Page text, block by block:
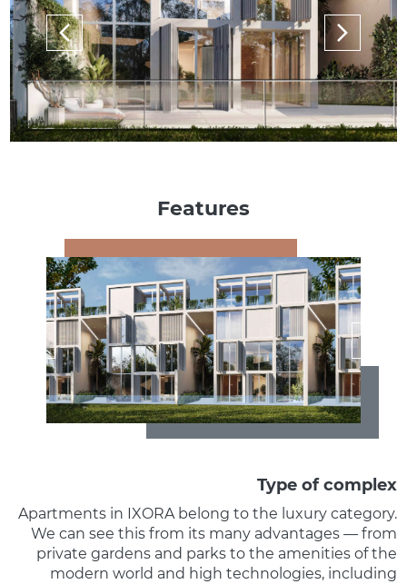
Features
Type of complex
Apartments in IXORA belong to the luxury category.
We can see this from its many advantages — from
private gardens and parks to the amenities of the
modern world and high technologies, including